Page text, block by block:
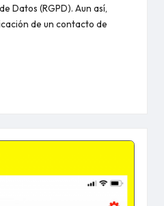
Datos (RGPD). Aun así,
de un contacto de